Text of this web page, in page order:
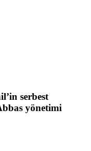
serbest
yönetimi